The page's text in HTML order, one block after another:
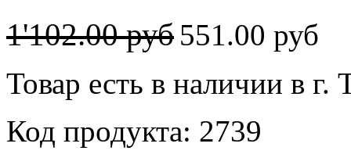
1'102.00 руб 551.00 руб
Товар есть в наличии в г.
Код продукта: 2739